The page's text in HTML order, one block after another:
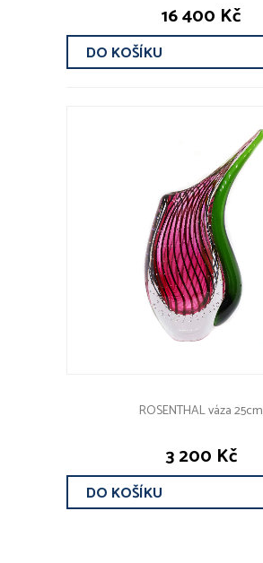
16 400 Kč
DO KOŠÍKU
ROSENTHAL váza 25cm
3 200 Kč
DO KOŠÍKU